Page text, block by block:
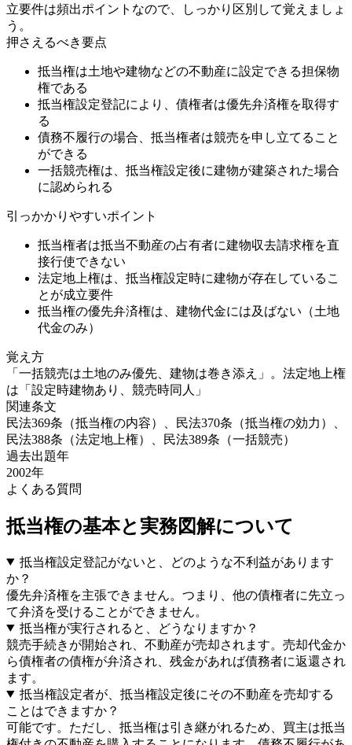
立要件は頻出ポイントなので、しっかり区別して覚えましょ
う。
押さえるべき要点
抵当権は土地や建物などの不動産に設定できる担保物
権である
抵当権設定登記により、債権者は優先弁済権を取得す
る
債務不履行の場合、抵当権者は競売を申し立てること
ができる
一括競売権は、抵当権設定後に建物が建築された場合
に認められる
引っかかりやすいポイント
抵当権者は抵当不動産の占有者に建物収去請求権を直
接行使できない
法定地上権は、抵当権設定時に建物が存在しているこ
とが成立要件
抵当権の優先弁済権は、建物代金には及ばない（土地
代金のみ）
覚え方
「一括競売は土地のみ優先、建物は巻き添え」。法定地上権
は「設定時建物あり、競売時同人」
関連条文
民法369条（抵当権の内容）、民法370条（抵当権の効力）、
民法388条（法定地上権）、民法389条（一括競売）
過去出題年
2002年
よくある質問
抵当権の基本と実務図解について
抵当権設定登記がないと、どのような不利益があります
か？
優先弁済権を主張できません。つまり、他の債権者に先立っ
て弁済を受けることができません。
抵当権が実行されると、どうなりますか？
競売手続きが開始され、不動産が売却されます。売却代金か
ら債権者の債権が弁済され、残金があれば債務者に返還され
ます。
抵当権設定者が、抵当権設定後にその不動産を売却する
ことはできますか？
可能です。ただし、抵当権は引き継がれるため、買主は抵当